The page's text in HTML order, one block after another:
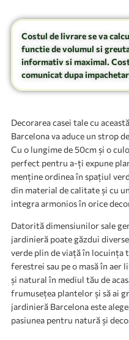
Costul de livrare se va
functie de volumul si
informativ si maximal.
comunicat dupa
Decorarea casei tale cu
Barcelona va aduce un strop
Cu o lungime de 50cm și o
perfect pentru a-ți expune
menține ordinea în spațiul
din material de calitate și cu
integra armonios în orice
Datorită dimensiunilor sale
jardinieră poate găzdui
verde plin de viață în locuința
ferestrei sau pe o masă în aer
și natural în mediul tău de
frumusețea plantelor și să ai
jardinieră Barcelona este
pasiunea pentru natură și